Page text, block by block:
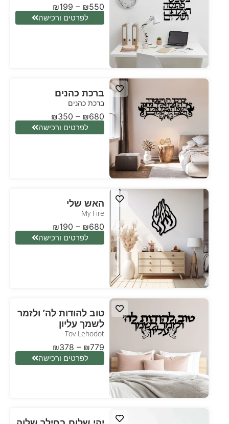
₪199 – ₪550
לפרטים ורכישה
ברכת כהנים
ברכת כהנים
₪350 – ₪680
לפרטים ורכישה
האש שלי
My Fire
₪190 – ₪680
לפרטים ורכישה
טוב להודות לה’ ולזמר
לשמך עליון
Tov Lehodot
₪378 – ₪779
לפרטים ורכישה